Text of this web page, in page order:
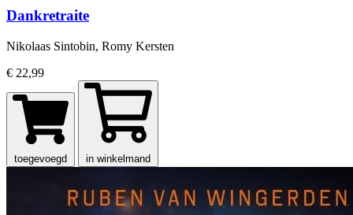
Dankretraite
Nikolaas Sintobin, Romy Kersten
€ 22,99
toegevoegd in winkelmand